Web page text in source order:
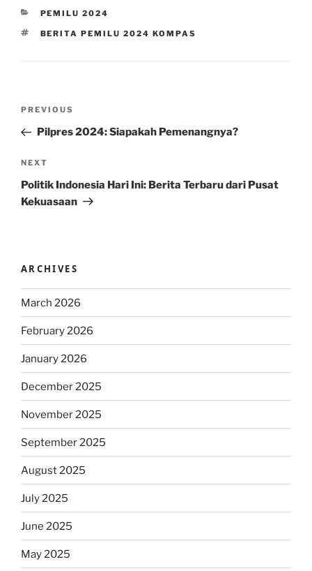
CATEGORIES
PEMILU 2024
TAGS
BERITA PEMILU 2024 KOMPAS
Previous
Post
PREVIOUS
Pilpres 2024: Siapakah Pemenangnya?
Next
Post
NEXT
Politik Indonesia Hari Ini: Berita Terbaru dari Pusat
Kekuasaan
ARCHIVES
March 2026
February 2026
January 2026
December 2025
November 2025
September 2025
August 2025
July 2025
June 2025
May 2025